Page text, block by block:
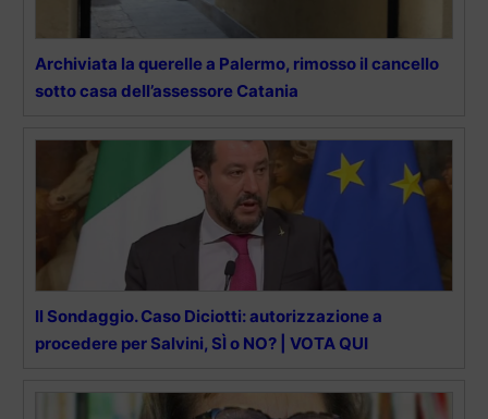
Archiviata la querelle a Palermo, rimosso il cancello
sotto casa dell’assessore Catania
Il Sondaggio. Caso Diciotti: autorizzazione a
procedere per Salvini, SÌ o NO? | VOTA QUI